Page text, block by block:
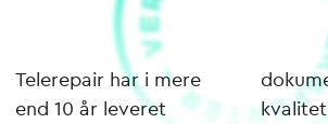
Telerepair har i mere
end 10 år leveret
dokumentation,